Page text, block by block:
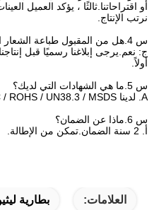
أو اقتراحاتنا.ثالثًا ، يؤكد العميل
نرتب الإنتاج.
س 4.هل من المقبول طباعة الشعار الخاص بي على المنتج؟
ج: نعم.يرجى إبلاغنا رسميًا قبل
أولاً.
س 5.ما هي الشهادات التي لديك؟
A. لدينا CE / FCC / ROHS / UN38.3 / MSDS ... إلخ.
س 6.ماذا عن الضمان؟
أ. 2 سنة الضمان.تمكن من الإطالة.
العلامات: بطارية ليثيوم 12 فولت